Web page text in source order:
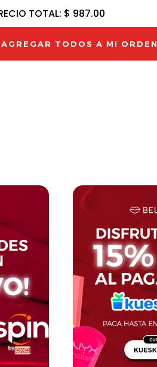
TOTAL: $ 987.00
AGREGAR TODOS A MI ORDEN